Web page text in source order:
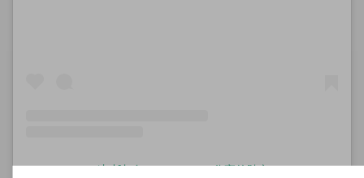
서지연（@seoziyeon）分享的貼文